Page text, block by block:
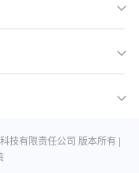
符合 GDPR 面临的挑战
与解答
技有限责任公司 版本所有 |